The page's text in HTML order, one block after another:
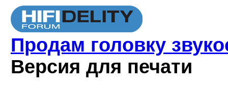
Продам головку
Версия для печати